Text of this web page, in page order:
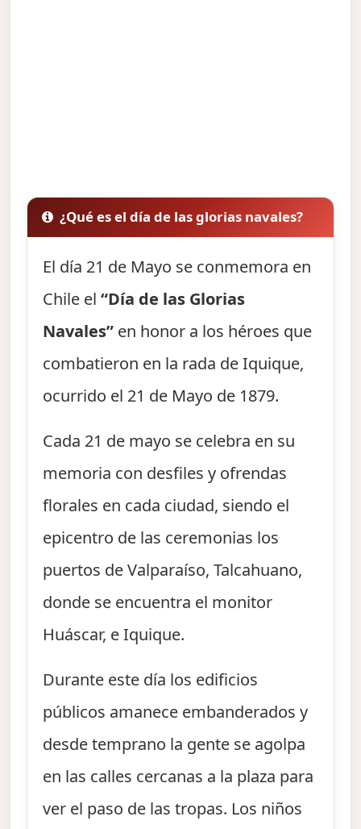
¿Qué es el día de las glorias navales?
El día 21 de Mayo se conmemora en
Chile el“Día de las Glorias
Navales” en honor a los héroes que
combatieron en la rada de Iquique,
ocurrido el 21 de Mayo de 1879.
Cada 21 de mayo se celebra en su
memoria con desfiles y ofrendas
florales en cada ciudad, siendo el
epicentro de las ceremonias los
puertos de Valparaíso, Talcahuano,
donde se encuentra el monitor
Huáscar, e Iquique.
Durante este día los edificios
públicos amanece embanderados y
desde temprano la gente se agolpa
en las calles cercanas a la plaza para
ver el paso de las tropas. Los niños